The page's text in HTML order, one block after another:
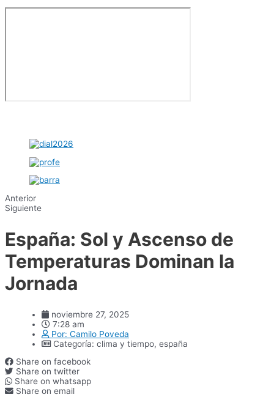
Anterior
Siguiente
España: Sol y Ascenso de
Temperaturas Dominan la
Jornada
noviembre 27, 2025
7:28 am
Por: Camilo Poveda
Categoría: clima y tiempo, españa
Share on facebook
Share on twitter
Share on whatsapp
Share on email